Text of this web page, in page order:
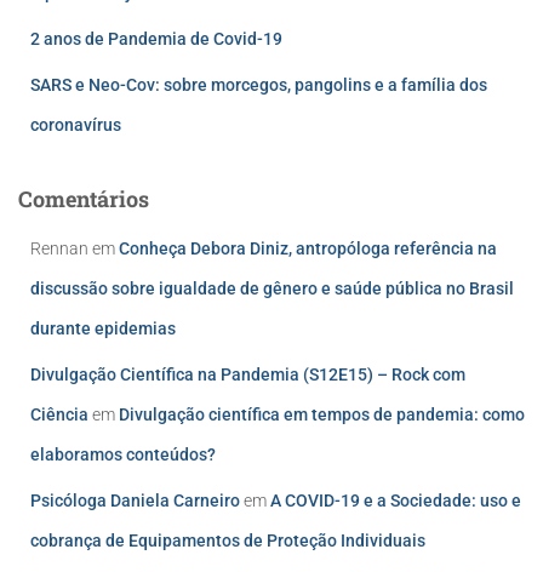
2 anos de Pandemia de Covid-19
SARS e Neo-Cov: sobre morcegos, pangolins e a família dos
coronavírus
Comentários
Rennan emConheça Debora Diniz, antropóloga referência na
discussão sobre igualdade de gênero e saúde pública no Brasil
durante epidemias
Divulgação Científica na Pandemia (S12E15) – Rock com
Ciência em Divulgação científica em tempos de pandemia: como
elaboramos conteúdos?
Psicóloga Daniela CarneiroemA COVID-19 e a Sociedade: uso e
cobrança de Equipamentos de Proteção Individuais